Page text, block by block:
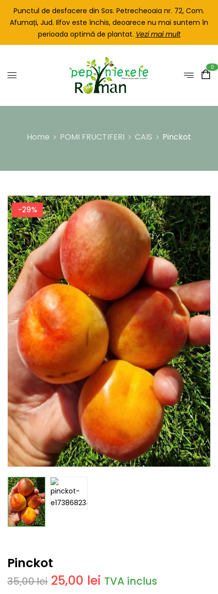
Punctul de desfacere din Sos. Petrecheoaia nr. 72, Com.
Afumați, Jud. Ilfov este închis, deoarece nu mai suntem în
perioada optimă de plantat. Vezi mai mult
0
Home POMI FRUCTIFERI CAIS Pinckot
-29%
Pinckot
35,00lei 25,00 lei TVA inclus